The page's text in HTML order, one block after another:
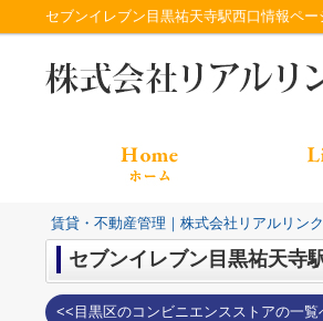
セブンイレブン目黒祐天寺駅西口情報ペ
賃貸・不動産管理｜株式会社リアルリン
セブンイレブン目黒祐天寺
<<目黒区のコンビニエンスストアの一覧